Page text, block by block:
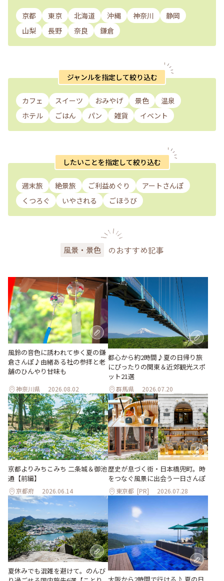
京都 東京 北海道 沖縄 神奈川
静岡
山梨
長野 奈良 鎌倉
ジャンルを指定して絞り込む
カフェ スイーツ おみやげ 景色
温泉
ホテル
ごはん パン 雑貨 イベント
したいことを指定して絞り込む
週末旅 絶景旅 ご利益めぐり
アートさんぽ
くつろぐ
いやされる ごほうび
風景・景色 のおすすめ記事
風鈴の音色に誘われて歩く夏の鎌
倉さんぽ♪由緒ある社の参拝と老
舗のひんやり甘味も
神奈川県 2026.08.02
都心から約2時間♪夏の日帰り旅
にぴったりの関東＆近郊観光スポ
ット21選
群馬県 2026.07.20
京都よりみちこみち 二条城＆御池
通【前編】
京都府 2026.06.14
歴史が息づく街・日本橋兜町。時
をつなぐ風景に出会う一日さんぽ
東京都 [PR] 2026.07.28
夏休みでも混雑を避けて。のんび